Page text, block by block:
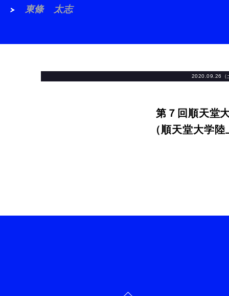
東條 太志
2020.09.26（
第７回順天堂
（順天堂大学